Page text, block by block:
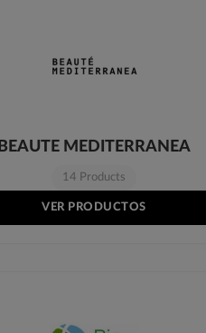
BEAUTE MEDITERRANEA
14 Products
VER PRODUCTOS